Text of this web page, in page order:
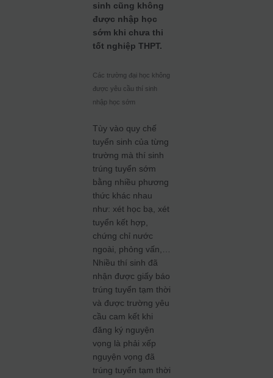
sinh cũng không
được nhập học
sớm khi chưa thi
tốt nghiệp THPT.
Các trường đại học không
được yêu cầu thí sinh
nhập học sớm
Tùy vào quy chế
tuyển sinh của từng
trường mà thí sinh
trúng tuyển sớm
bằng nhiều phương
thức khác nhau
như: xét học bạ, xét
tuyển kết hợp,
chứng chỉ nước
ngoài, phỏng vấn,…
Nhiều thí sinh đã
nhận được giấy báo
trúng tuyển tạm thời
và được trường yêu
cầu cam kết khi
đăng ký nguyện
vọng là phải xếp
nguyện vọng đã
trúng tuyển tạm thời